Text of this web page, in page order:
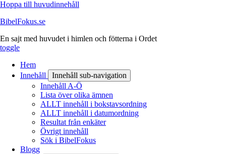
Hoppa till huvudinnehåll
BibelFokus.se
En sajt med huvudet i himlen och fötterna i Ordet
toggle
Hem
Innehåll
Innehåll sub-navigation
Innehåll A-Ö
Lista över olika ämnen
ALLT innehåll i bokstavsordning
ALLT innehåll i datumordning
Resultat från enkäter
Övrigt innehåll
Sök i BibelFokus
Blogg